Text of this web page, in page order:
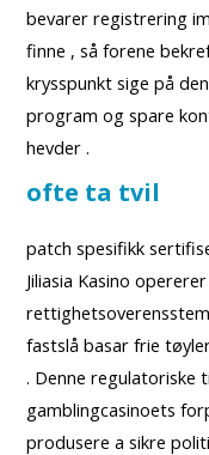
bevarer registrering
finne , så forene
krysspunkt sige på
program og spare
hevder .
ofte ta tvil
patch spesifikk
Jiliasia Kasino
fastslå basar frie
. Denne
gamblingcasinoets
produsere a sikre